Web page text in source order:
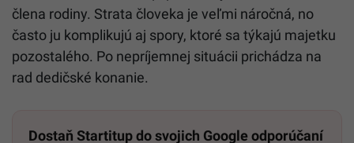
člena rodiny. Strata človeka je veľmi náročná, no
často ju komplikujú aj spory, ktoré sa týkajú majetku
pozostalého. Po nepríjemnej situácii prichádza na
rad dedičské konanie.
Dostaň Startitup do svojich Google odporúčaní